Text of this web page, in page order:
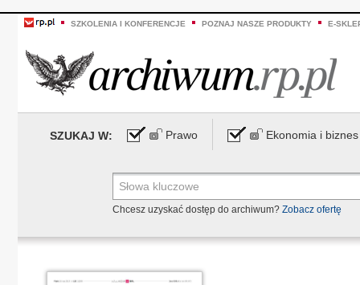
SZKOLENIA I KONFERENCJE POZNAJ NASZE PRODUKTY E-
SZUKAJ W: Prawo Ekonomia i biznes
Chcesz uzyskać dostęp do archiwum? Zobacz ofertę